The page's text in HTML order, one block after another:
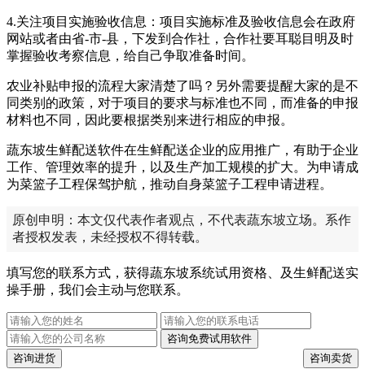
4.关注项目实施验收信息：项目实施标准及验收信息会在政府
网站或者由省-市-县，下发到合作社，合作社要耳聪目明及时
掌握验收考察信息，给自己争取准备时间。
农业补贴申报的流程大家清楚了吗？另外需要提醒大家的是不
同类别的政策，对于项目的要求与标准也不同，而准备的申报
材料也不同，因此要根据类别来进行相应的申报。
蔬东坡生鲜配送软件在生鲜配送企业的应用推广，有助于企业
工作、管理效率的提升，以及生产加工规模的扩大。为申请成
为菜篮子工程保驾护航，推动自身菜篮子工程申请进程。
原创申明：本文仅代表作者观点，不代表蔬东坡立场。系作
者授权发表，未经授权不得转载。
填写您的联系方式，获得蔬东坡系统试用资格、及生鲜配送实
操手册，我们会主动与您联系。
咨询免费试用软件
咨询进货
咨询卖货